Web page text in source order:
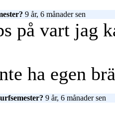
9 år, 6 månader sen
på vart jag
ha egen
9 år, 6 månader sen